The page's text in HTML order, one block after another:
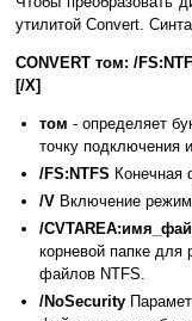
утилитой Convert.
CONVERT том: /
[/X]
том - определяет
точку подключения
/FS:NTFS Конечная
/V Включение
/
корневой папке для
файлов NTFS.
/NoSecurity